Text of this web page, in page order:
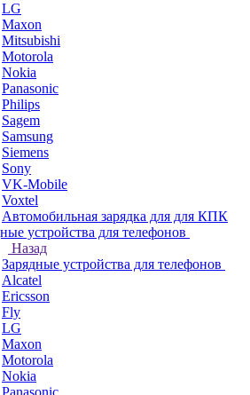
LG
Maxon
Mitsubishi
Motorola
Nokia
Panasonic
Philips
Sagem
Samsung
Siemens
Sony
VK-Mobile
Voxtel
Автомобильная зарядка для для КПК
устройства для телефонов
Назад
Зарядные устройства для телефонов
Alcatel
Ericsson
Fly
LG
Maxon
Motorola
Nokia
Panasonic